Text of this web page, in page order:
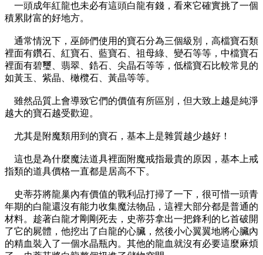
一頭成年紅龍也未必有這頭白龍有錢，看來它確實挑了一個
積累財富的好地方。
通常情況下，巫師們使用的寶石分為三個級別，高檔寶石類
裡面有鑽石、紅寶石、藍寶石、祖母綠、變石等等，中檔寶石
裡面有碧璽、翡翠、鋯石、尖晶石等等，低檔寶石比較常見的
如黃玉、紫晶、橄欖石、黃晶等等。
雖然品質上會導致它們的價值有所區別，但大致上越是純淨
越大的寶石越受歡迎。
尤其是附魔類用到的寶石，基本上是雜質越少越好！
這也是為什麼魔法道具裡面附魔戒指最貴的原因，基本上戒
指類的道具價格一直都是居高不下。
史蒂芬將龍巢內有價值的戰利品打掃了一下，很可惜一頭青
年期的白龍還沒有能力收集魔法物品，這裡大部分都是普通的
材料。趁著白龍才剛剛死去，史蒂芬拿出一把鋒利的匕首破開
了它的屍體，他挖出了白龍的心臟，然後小心翼翼地將心臟內
的精血裝入了一個水晶瓶內。其他的龍血就沒有必要這麼麻煩